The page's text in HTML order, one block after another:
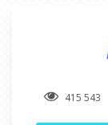
415 543